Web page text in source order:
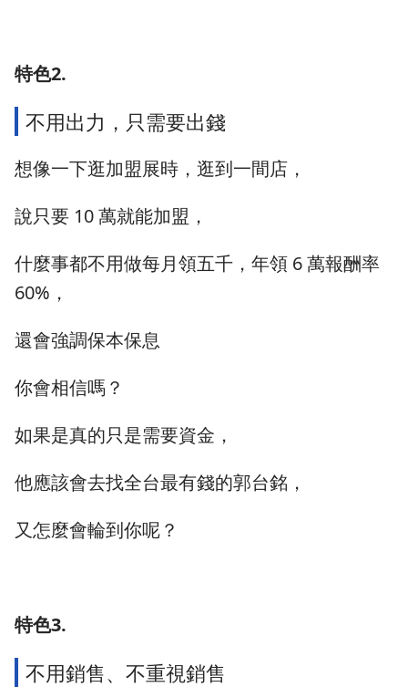
特色2.
不用出力，只需要出錢
想像一下逛加盟展時，逛到一間店，
說只要 10 萬就能加盟，
什麼事都不用做每月領五千，年領 6 萬報酬率
60%，
還會強調保本保息
你會相信嗎？
如果是真的只是需要資金，
他應該會去找全台最有錢的郭台銘，
又怎麼會輪到你呢？
特色3.
不用銷售、不重視銷售